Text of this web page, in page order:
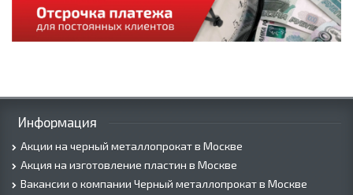
Информация
Акции на черный металлопрокат в Москве
Акция на изготовление пластин в Москве
Вакансии о компании Черный металлопрокат в Москве